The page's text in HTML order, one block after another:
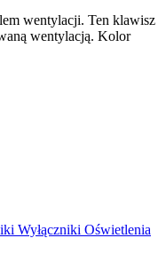
wentylacji. Ten klawisz
wentylacją. Kolor
Wyłączniki Oświetlenia